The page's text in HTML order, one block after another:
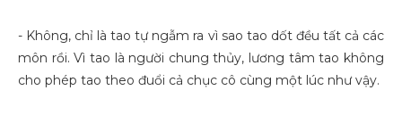
- Không, chỉ là tao tự ngẫm ra vì sao tao dốt đều tất cả các
môn rồi. Vì tao là người chung thủy, lương tâm tao không
cho phép tao theo đuổi cả chục cô cùng một lúc như vậy.